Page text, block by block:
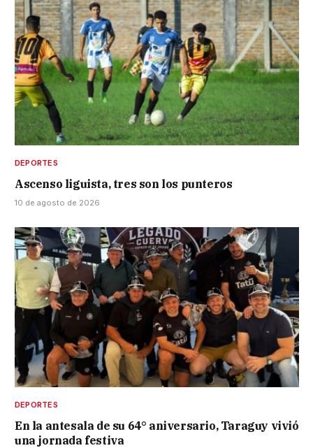
DEPORTES
Ascenso liguista, tres son los punteros
10 de agosto de 2026
DEPORTES
En la antesala de su 64° aniversario, Taraguy vivió
una jornada festiva